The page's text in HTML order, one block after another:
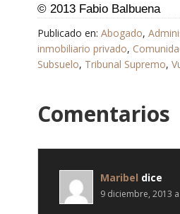
© 2013 Fabio Balbuena
Publicado en: Abogado,
inmobiliario privado,
Subsuelo, Tribunal Supremo,
Comentarios
Maribel dice
9 diciembre, 2013